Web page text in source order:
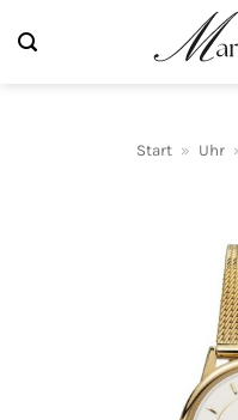
Inhalt
Start » Uhr